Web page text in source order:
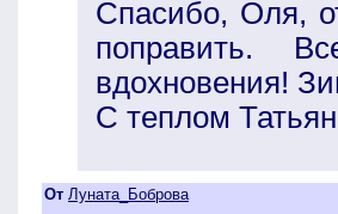
Спасибо, Оля,
поправить.
вдохновения!
С теплом
От Луната_Боброва